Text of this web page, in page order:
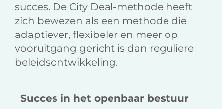
succes. De City Deal-methode heeft
zich bewezen als een methode die
adaptiever, flexibeler en meer op
vooruitgang gericht is dan reguliere
beleidsontwikkeling.
Succes in het openbaar bestuur